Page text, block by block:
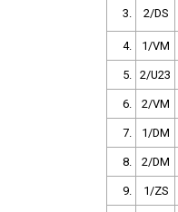
3. 2/DS
4. 1/VM
5. 2/U23
6. 2/VM
7. 1/DM
8. 2/DM
9. 1/ZS